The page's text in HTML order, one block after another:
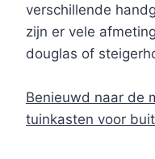
verschillende
zijn er vele
douglas of
Benieuwd naar de
tuinkasten voor